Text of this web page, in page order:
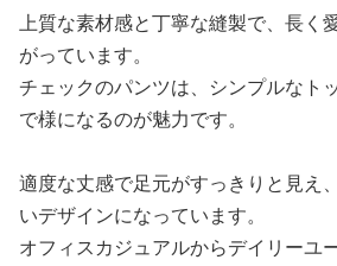
上質な素材感と丁寧な縫製で、長く
がっています。
チェックのパンツは、シンプルなト
で様になるのが魅力です。
適度な丈感で足元がすっきりと見え
いデザインになっています。
オフィスカジュアルからデイリーユ